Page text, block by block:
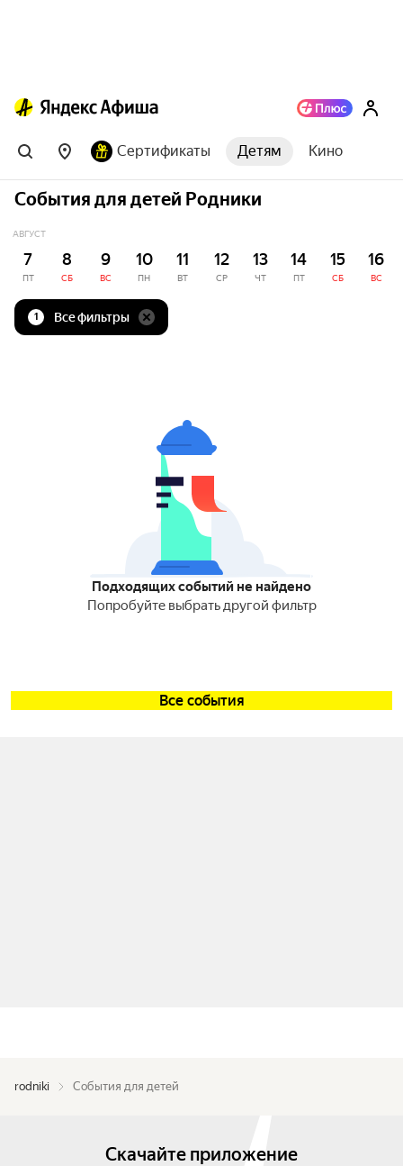
Сертификаты Детям Кино
События для детей Родники
АВГУСТ
7
ПТ
8
СБ
9
ВС
10
ПН
11
ВТ
12
СР
13
ЧТ
14
ПТ
15
СБ
16
ВС
1 Все фильтры
Подходящих событий не найдено
Попробуйте выбрать другой фильтр
Все события
rodniki События для детей
Скачайте приложение